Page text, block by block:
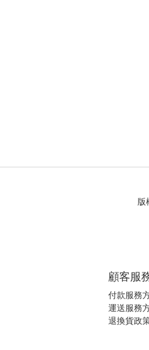
版
顧客服
付款服務
運送服務
退換貨政